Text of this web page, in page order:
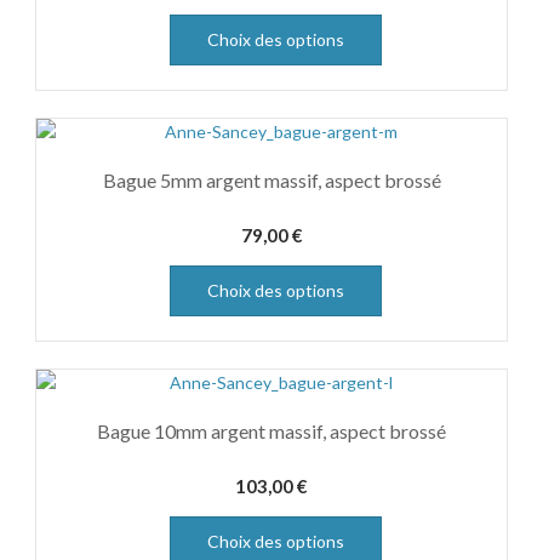
Choix des options
Bague 5mm argent massif, aspect brossé
79,00€
Choix des options
Bague 10mm argent massif, aspect brossé
103,00€
Choix des options